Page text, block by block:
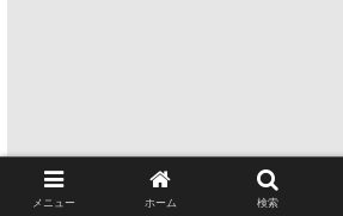
メニュー ホーム 検索